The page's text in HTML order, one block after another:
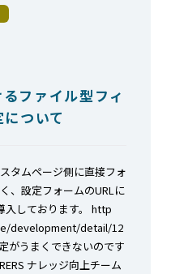
ファイル型フィ
ついて
タムページ側に直接フォ
、設定フォームのURLに
入しております。 http
development/detail/12
がうまくできないのです
ナレッジ向上チーム